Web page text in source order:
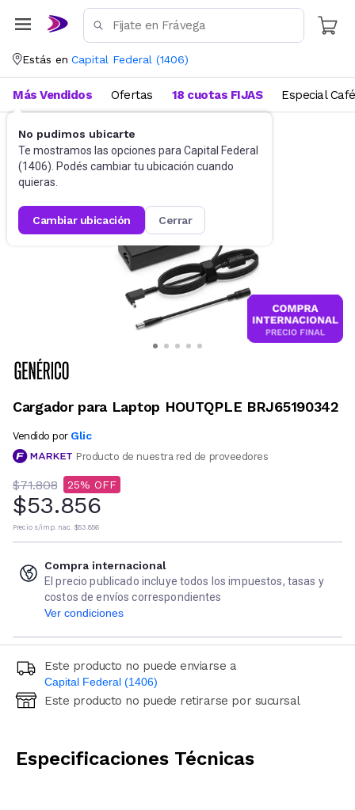
Estás en Capital Federal (1406)
No pudimos ubicarte
Te mostramos las opciones para Capital Federal
(1406). Podés cambiar tu ubicación cuando
quieras.
cambiar ubicación cerrar
Más Vendidos Ofertas 18 cuotas FIJAS Especial Café
Accesorios de Informática
Cargador para Laptop HOUTQPLE BRJ65190342
Vendido por Glic
Producto de nuestra red de proveedores
$71.808 25
$53.856
Precio s/imp. nac. $53.856
Compra internacional
El precio publicado incluye todos los impuestos, tasas y
costos de envíos correspondientes
Ver condiciones
Este producto no puede enviarse a
Capital Federal (1406)
Ingresá código postal (sólo números)
Este producto no puede retirarse por sucursal
Especificaciones Técnicas